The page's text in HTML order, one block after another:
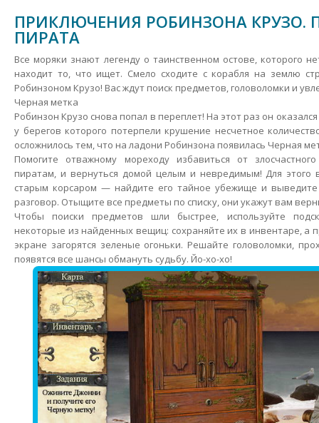
ПРИКЛЮЧЕНИЯ РОБИНЗОНА КРУЗО.
ПИРАТА
Все моряки знают легенду о таинственном остове, которого
находит то, что ищет. Смело сходите с корабля на землю
Робинзоном Крузо! Вас ждут поиск предметов, головоломки и
Черная метка
Робинзон Крузо снова попал в переплет! На этот раз он
у берегов которого потерпели крушение несчетное
осложнилось тем, что на ладони Робинзона появилась Черная
Помогите отважному мореходу избавиться от
пиратам, и вернуться домой целым и невредимым! Для этого
старым корсаром — найдите его тайное убежище и
разговор. Отыщите все предметы по списку, они укажут вам
Чтобы поиски предметов шли быстрее, используйте
некоторые из найденных вещиц: сохраняйте их в инвентаре, а
экране загорятся зеленые огоньки. Решайте головоломки,
появятся все шансы обмануть судьбу. Йо-хо-хо!